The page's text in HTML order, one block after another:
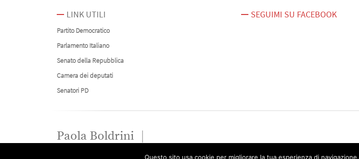
LINK UTILI
Partito Democratico
Parlamento Italiano
Senato della Repubblica
Camera dei deputati
Senatori PD
SEGUIMI SU FACEBOOK
Paola Boldrini
Questo sito usa cookie per migliorare la tua esperienza di navigazione.